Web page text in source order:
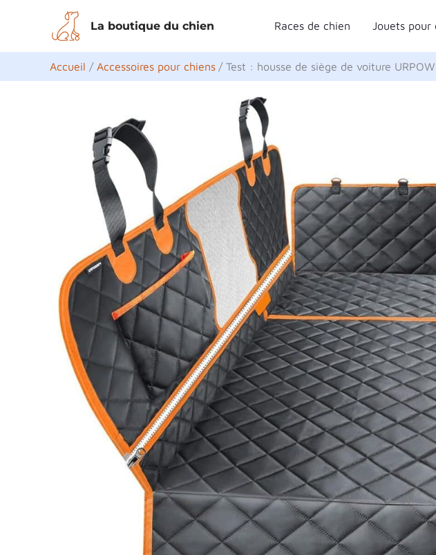
contenu
La boutique du chien Races de chien Jouets pour
Accueil Accessoires pour chiens Test : housse de siège de voiture